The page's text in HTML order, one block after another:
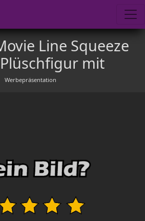
Line Squeeze
mit
Werbepräsentation